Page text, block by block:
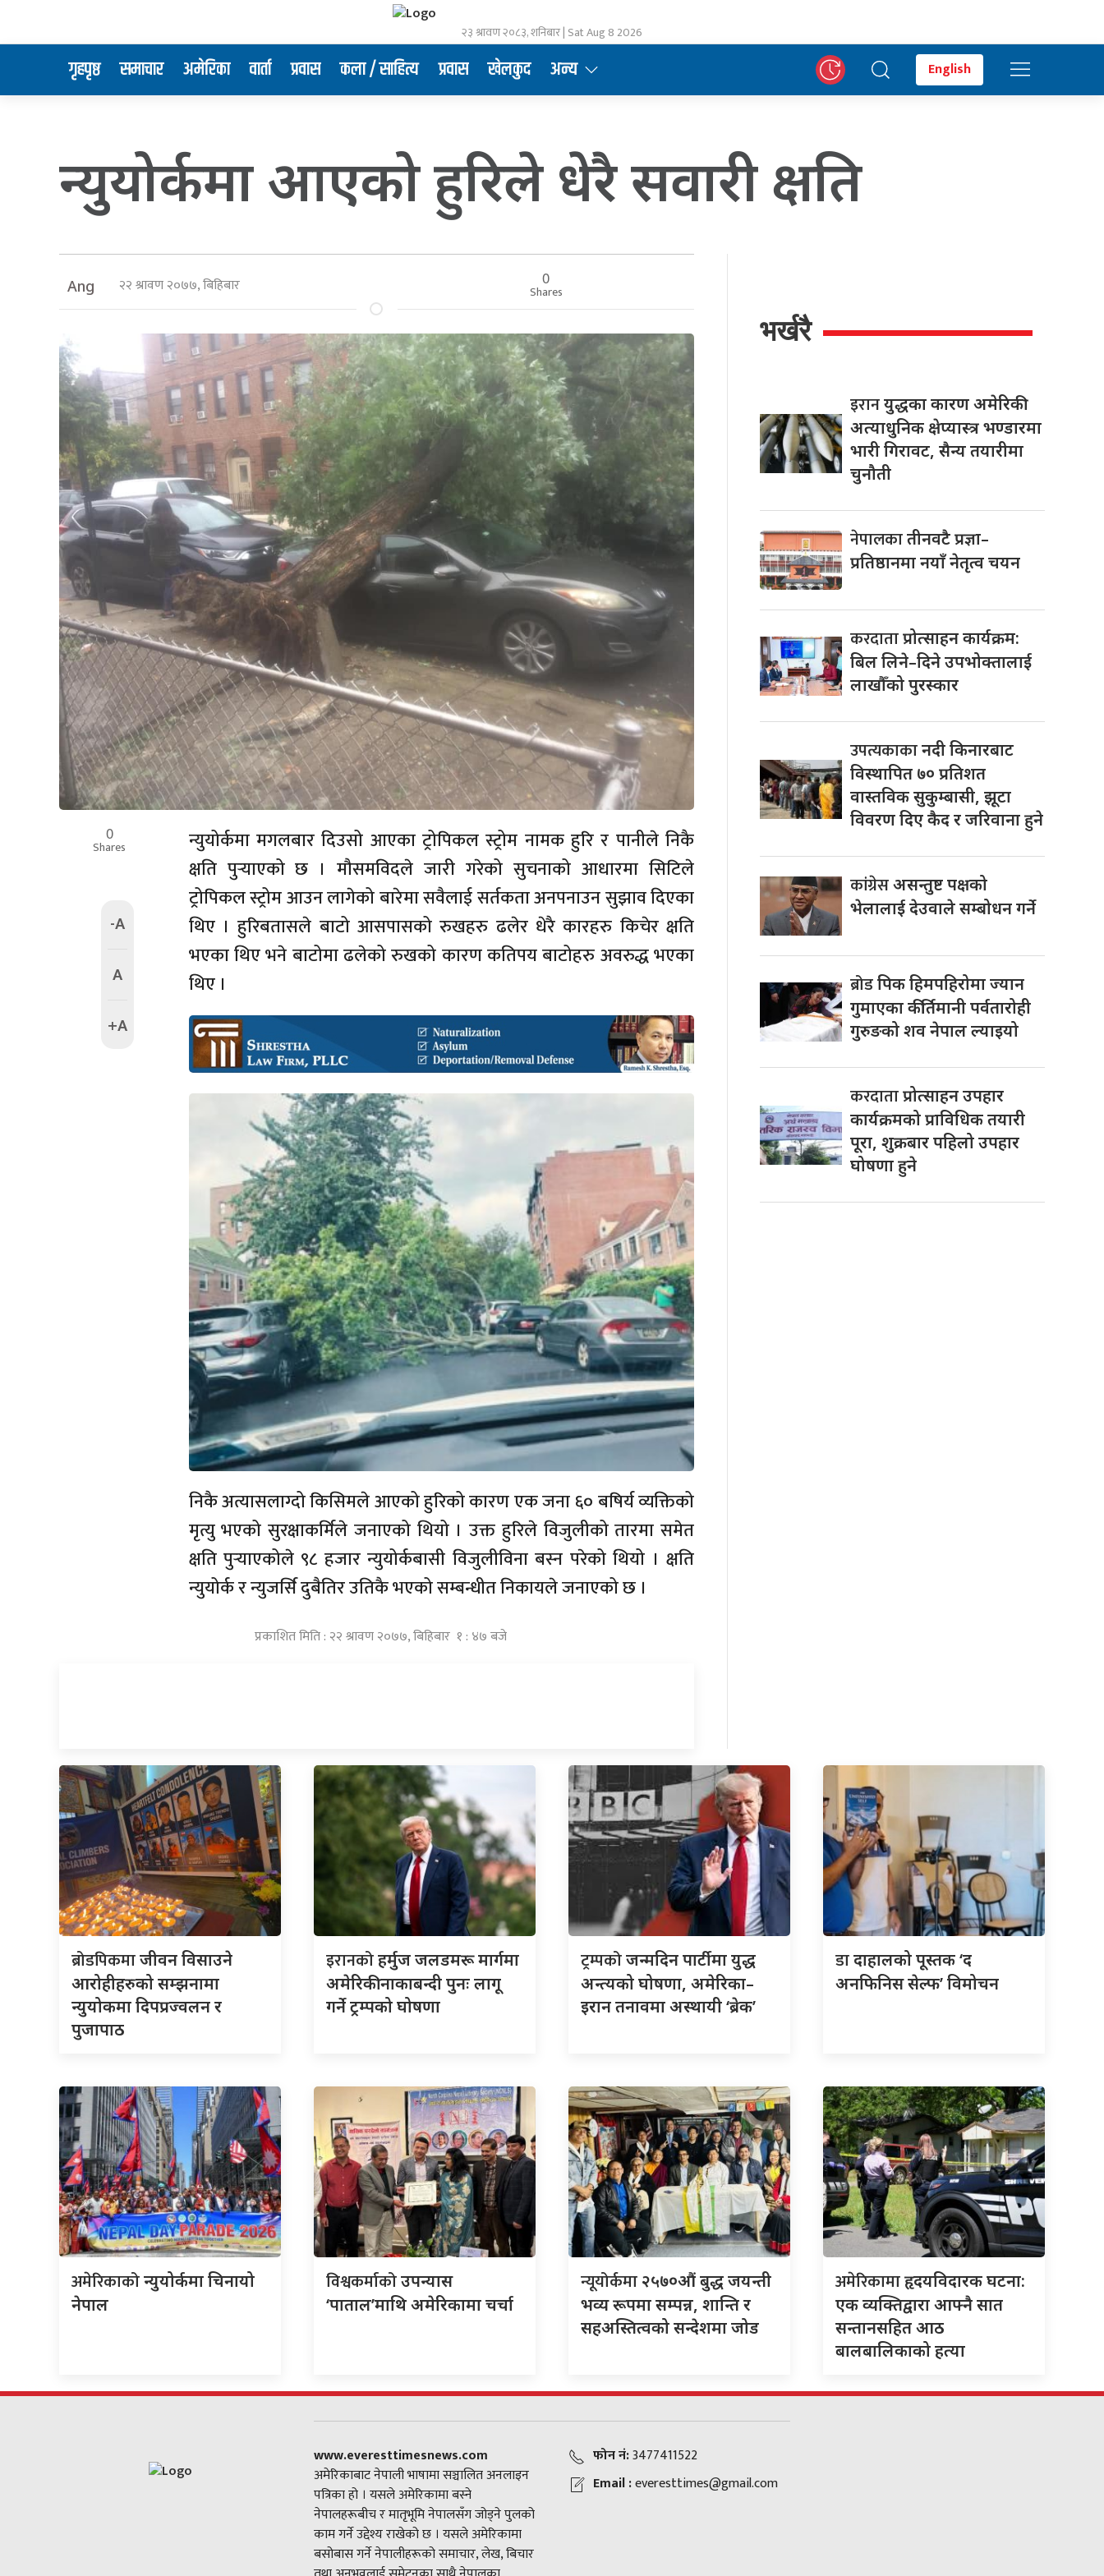
२३ श्रावण २०८३, शनिबार | Sat Aug 8 2026
गृहपृष्ठ समाचार अमेरिका वार्ता प्रवास कला / साहित्य प्रवास खेलकुद अन्य English
न्युयोर्कमा आएको हुरिले धेरै सवारी क्षति
Ang २२ श्रावण २०७७, बिहिबार 0
Shares
0
Shares
-A
A
+A
न्युयोर्कमा मगलबार दिउसो आएका ट्रोपिकल स्ट्रोम नामक हुरि र पानीले निकै
क्षति पुर्‍याएको छ । मौसमविदले जारी गरेको सुचनाको आधारमा सिटिले
ट्रोपिकल स्ट्रोम आउन लागेको बारेमा सवैलाई सर्तकता अनपनाउन सुझाव दिएका
थिए । हुरिबतासले बाटो आसपासको रुखहरु ढलेर धेरै कारहरु किचेर क्षति
भएका थिए भने बाटोमा ढलेको रुखको कारण कतिपय बाटोहरु अवरुद्ध भएका
थिए ।
निकै अत्यासलाग्दो किसिमले आएको हुरिको कारण एक जना ६० बषिर्य व्यक्तिको
मृत्यु भएको सुरक्षाकर्मिले जनाएको थियो । उक्त हुरिले विजुलीको तारमा समेत
क्षति पुर्‍याएकोले ९८ हजार न्युयोर्कबासी विजुलीविना बस्न परेको थियो । क्षति
न्युयोर्क र न्युजर्सि दुबैतिर उतिकै भएको सम्बन्धीत निकायले जनाएको छ ।
प्रकाशित मिति : २२ श्रावण २०७७, बिहिबार १ : ४७ बजे
भर्खरै
इरानयुद्धका कारण अमेरिकी
अत्याधुनिक क्षेप्यास्त्र भण्डारमा
भारी गिरावट, सैन्य तयारीमा
चुनौती
नेपालकातीनवटै प्रज्ञा–
प्रतिष्ठानमा नयाँ नेतृत्व चयन
करदाताप्रोत्साहन कार्यक्रम:
बिल लिने–दिने उपभोक्तालाई
लाखौँको पुरस्कार
उपत्यकाकानदी किनारबाट
विस्थापित ७० प्रतिशत
वास्तविक सुकुम्बासी, झूटा
विवरण दिए कैद र जरिवाना हुने
कांग्रेसअसन्तुष्ट पक्षको
भेलालाई देउवाले सम्बोधन गर्ने
ब्रोडपिक हिमपहिरोमा ज्यान
गुमाएका कीर्तिमानी पर्वतारोही
गुरुङको शव नेपाल ल्याइयो
करदाताप्रोत्साहन उपहार
कार्यक्रमको प्राविधिक तयारी
पूरा, शुक्रबार पहिलो उपहार
घोषणा हुने
ब्रोडपिकमाजीवन विसाउने
आरोहीहरुको सम्झनामा
न्युयोकमा दिपप्रज्वलन र
पुजापाठ
इरानकोहर्मुज जलडमरू मार्गमा
अमेरिकी नाकाबन्दी पुनः लागू
गर्ने ट्रम्पको घोषणा
ट्रम्पकोजन्मदिन पार्टीमा युद्ध
अन्त्यको घोषणा, अमेरिका–
इरान तनावमा अस्थायी ‘ब्रेक’
डादाहालको पूस्तक ‘द
अनफिनिस सेल्फ’ विमोचन
अमेरिकाकोन्युयोर्कमा चिनायो
नेपाल
विश्वकर्माकोउपन्यास
‘पाताल’माथि अमेरिकामा चर्चा
न्यूयोर्कमा २५७०औं बुद्ध जयन्ती
भव्य रूपमा सम्पन्न, शान्ति र
सहअस्तित्वको सन्देशमा जोड
अमेरिकामाहृदयविदारक घटना:
एक व्यक्तिद्वारा आफ्नै सात
सन्तानसहित आठ
बालबालिकाको हत्या
www.everesttimesnews.com
अमेरिकाबाट नेपाली भाषामा सञ्चालित अनलाइन
पत्रिका हो । यसले अमेरिकामा बस्ने
नेपालहरूबीच र मातृभूमि नेपालसँग जोड्ने पुलको
काम गर्ने उद्देश्य राखेको छ । यसले अमेरिकामा
बसोबास गर्ने नेपालीहरूको समाचार, लेख, बिचार
फोन नं:3477411522
Email :everesttimes@gmail.com